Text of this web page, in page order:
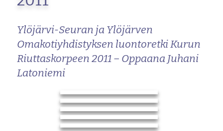
Ylöjärvi-Seuran ja Ylöjärven
Omakotiyhdistyksen luontoretki Kurun
Riuttaskorpeen 2011 – Oppaana Juhani
Latoniemi